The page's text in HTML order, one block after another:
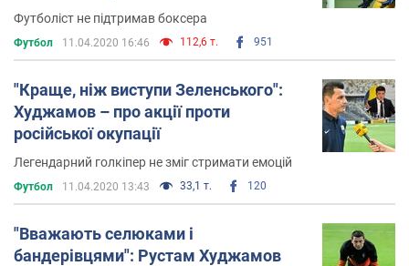
Футболіст не підтримав боксера
Футбол 11.04.2020 16:46 112,6 т. 951
"Краще, ніж виступи Зеленського":
Худжамов – про акції проти
російської окупації
Легендарний голкіпер не зміг стримати емоцій
Футбол 11.04.2020 13:43 33,1 т. 120
"Вважають селюками і
бандерівцями": Рустам Худжамов